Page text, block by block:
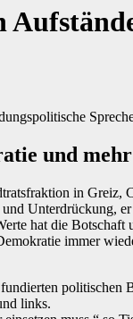
und
in Greiz,
Unterdrückung,
hat die
immer
links.